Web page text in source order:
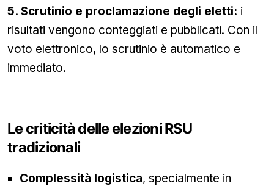
5. Scrutinio e proclamazione degli eletti: i
risultati vengono conteggiati e pubblicati. Con il
voto elettronico, lo scrutinio è automatico e
immediato.
Le criticità delle elezioni RSU
tradizionali
Complessità logistica, specialmente in